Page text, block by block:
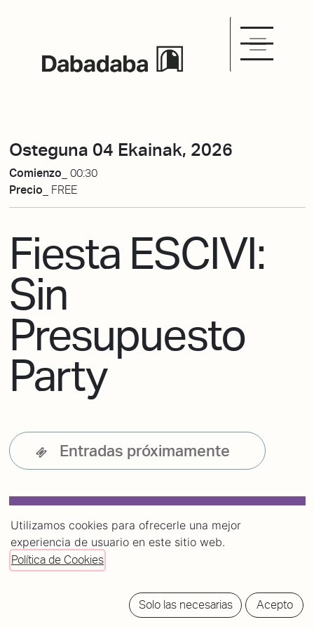
Osteguna 04 Ekainak, 2026
Comienzo_ 00:30
Precio_
FREE
Fiesta ESCIVI:
Sin
Presupuesto
Party
Entradas próximamente
Utilizamos cookies para ofrecerle una mejor
experiencia de usuario en este sitio web.
Política de Cookies
Solo las necesarias Acepto